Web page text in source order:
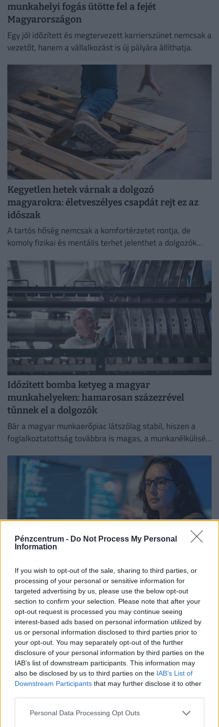
Pénzcentrum - Do Not Process My Personal
Information
If you wish to opt-out of the sale, sharing to third parties, or
processing of your personal or sensitive information for
targeted advertising by us, please use the below opt-out
section to confirm your selection. Please note that after your
opt-out request is processed you may continue seeing
interest-based ads based on personal information utilized by
us or personal information disclosed to third parties prior to
your opt-out. You may separately opt-out of the further
disclosure of your personal information by third parties on the
IAB’s list of downstream participants. This information may
also be disclosed by us to third parties on the IAB’s List of
Downstream Participants that may further disclose it to other
Personal Data Processing Opt Outs
munkahelyi fogás ütötte fel a fejét
Magyarországon
Egy jól időzített és megtervezett karrierszünet nemcsak a
vezetőt, hanem a vállalkozást is új pályára állíthatja.
Kegyetlen hetek várnak a dolgozó
magyarokra: életveszélyes csapdát rejt ez az
időszak
A tartós hőség nemcsak a komfortérzetet rontja, de
komoly fizikai és mentális terhet jelenthet a dolgozók
Időzített bomba ketyeg a magyar
munkahelyeken: hamarosan százezrével
tűnnek el a dolgozók
Bár a magyar munkaerőpiac látszólag stabil, hiszen a
foglalkoztatottság továbbra is magas, a munkanélküliség
Teljesen átírhatják a kötelező szombati
munkanapot a magyaroknak: váratlan javaslat
érkezett
Átfogó javaslatcsomagot dolgozott ki a Magyar
Kereskedelmi és Iparkamara (MKIK) a gazdaság
működőképességének megőrzése és az energiaválság
kezelése érdekében.